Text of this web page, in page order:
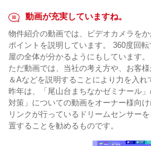
動画が充実していますね。
物件紹介の動画では、ビデオカメラを
ポイントを説明しています。 360度回
屋の全体が分かるようにもしています。
ただ動画では、当社の考え方や、お客
＆Aなどを説明することにより力を入れ
昨年は、「尾山台まちなかゼミナール
対策」についての動画をオーナー様向
リンクが行っているドリームセンサー
置することを勧めるものです。